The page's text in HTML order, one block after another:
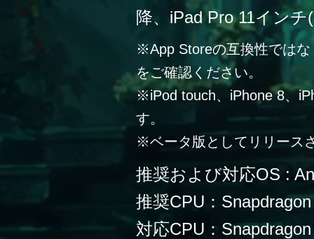
降、iPad Pro 11インチ
※App Storeの互換性では
をご確認ください。
※iPod touch、iPhone 8、
す。
※ベータ版としてリリース
推奨および対応OS :
推奨CPU：
対応CPU：